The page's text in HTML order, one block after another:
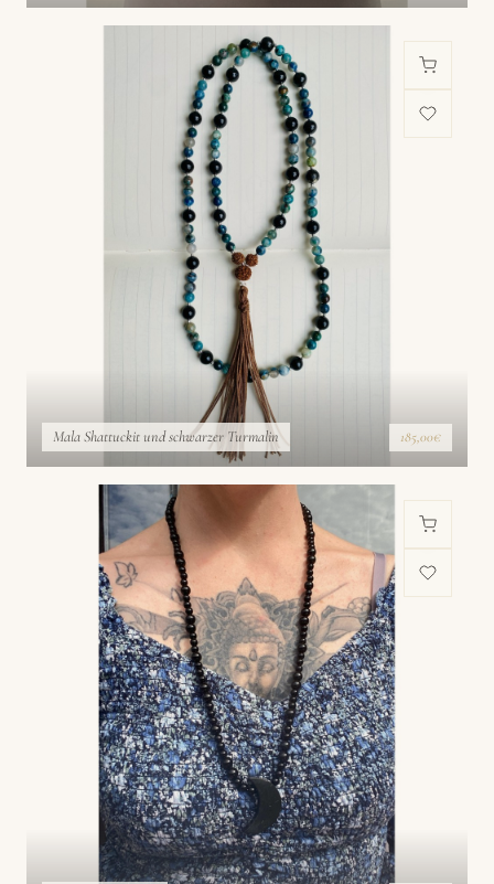
Mala Shattuckit und schwarzer Turmalin 185,00€